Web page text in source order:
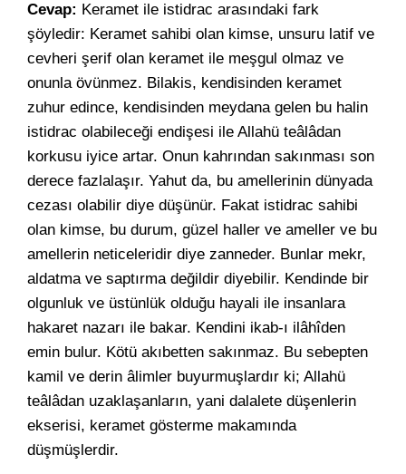
Cevap: Keramet ile istidrac arasındaki fark
şöyledir: Keramet sahibi olan kimse, unsuru latif ve
cevheri şerif olan keramet ile meşgul olmaz ve
onunla övünmez. Bilakis, kendisinden keramet
zuhur edince, kendisinden meydana gelen bu halin
istidrac olabileceği endişesi ile Allahü teâlâdan
korkusu iyice artar. Onun kahrından sakınması son
derece fazlalaşır. Yahut da, bu amellerinin dünyada
cezası olabilir diye düşünür. Fakat istidrac sahibi
olan kimse, bu durum, güzel haller ve ameller ve bu
amellerin neticeleridir diye zanneder. Bunlar mekr,
aldatma ve saptırma değildir diyebilir. Kendinde bir
olgunluk ve üstünlük olduğu hayali ile insanlara
hakaret nazarı ile bakar. Kendini ikab-ı ilâhîden
emin bulur. Kötü akıbetten sakınmaz. Bu sebepten
kamil ve derin âlimler buyurmuşlardır ki; Allahü
teâlâdan uzaklaşanların, yani dalalete düşenlerin
ekserisi, keramet gösterme makamında
düşmüşlerdir.